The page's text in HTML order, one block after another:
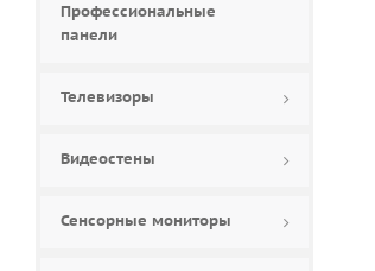
Профессиональные
панели
Телевизоры
Видеостены
Сенсорные мониторы